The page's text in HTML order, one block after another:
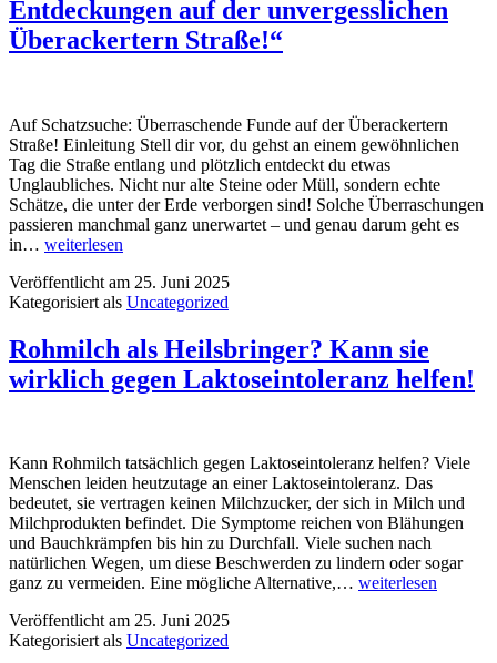
Flughafen
von
Nordkorea!
Entdeckungen auf der unvergesslichen
Überackertern Straße!“
Auf Schatzsuche: Überraschende Funde auf der Überackertern
Straße! Einleitung Stell dir vor, du gehst an einem gewöhnlichen
Tag die Straße entlang und plötzlich entdeckt du etwas
Unglaubliches. Nicht nur alte Steine oder Müll, sondern echte
Schätze, die unter der Erde verborgen sind! Solche Überraschungen
passieren manchmal ganz unerwartet – und genau darum geht es
in… „Auf
Die
erstaunlichsten
auf
der
unvergesslichen
weiterlesen
Veröffentlicht am 25. Juni 2025
Kategorisiert als Uncategorized
Rohmilch als Heilsbringer? Kann sie
wirklich gegen Laktoseintoleranz helfen!
Kann Rohmilch tatsächlich gegen Laktoseintoleranz helfen? Viele
Menschen leiden heutzutage an einer Laktoseintoleranz. Das
bedeutet, sie vertragen keinen Milchzucker, der sich in Milch und
Milchprodukten befindet. Die Symptome reichen von Blähungen
und Bauchkrämpfen bis hin zu Durchfall. Viele suchen nach
natürlichen Wegen, um diese Beschwerden zu lindern oder sogar
ganz zu vermeiden. Eine mögliche Alternative,… Rohmilch
weiterlesen
Veröffentlicht am 25. Juni 2025
Kategorisiert als Uncategorized